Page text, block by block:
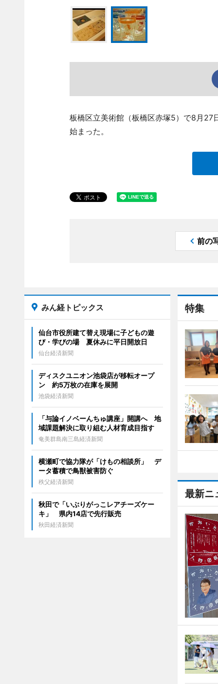
板橋区立美術館（板橋区赤塚5）で8月27
始まった。
前の
特集
最新ニ
みん経トピックス
仙台市役所建て替え現場に子どもの遊
び・学びの場 夏休みに平日開放日
仙台経済新聞
ディスクユニオン池袋店が移転オープ
ン 約5万枚の在庫を展開
池袋経済新聞
「与論イノベーんちゅ講座」開講へ 地
域課題解決に取り組む人材育成目指す
奄美群島南三島経済新聞
横瀬町で協力隊が「けもの相談所」 デ
ータ蓄積で鳥獣被害防ぐ
秩父経済新聞
秋田で「いぶりがっこレアチーズケー
キ」 県内14店で先行販売
秋田経済新聞